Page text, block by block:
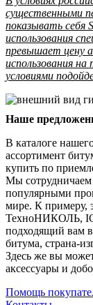
существенными
показывать себя
использования
превышает цену
использования
условиями
Наше
В каталоге
ассортимент
купить по
Мы
популярными
мире. К примеру,
ТехноНИКОЛЬ,
подходящий вам
битума, страна-
Здесь же вы
аксессуары и
Помощь